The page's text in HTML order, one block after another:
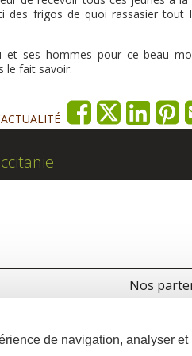
des frigos de quoi rassasier tout
et ses hommes pour ce beau
le fait savoir.
Nos
de navigation, analyser